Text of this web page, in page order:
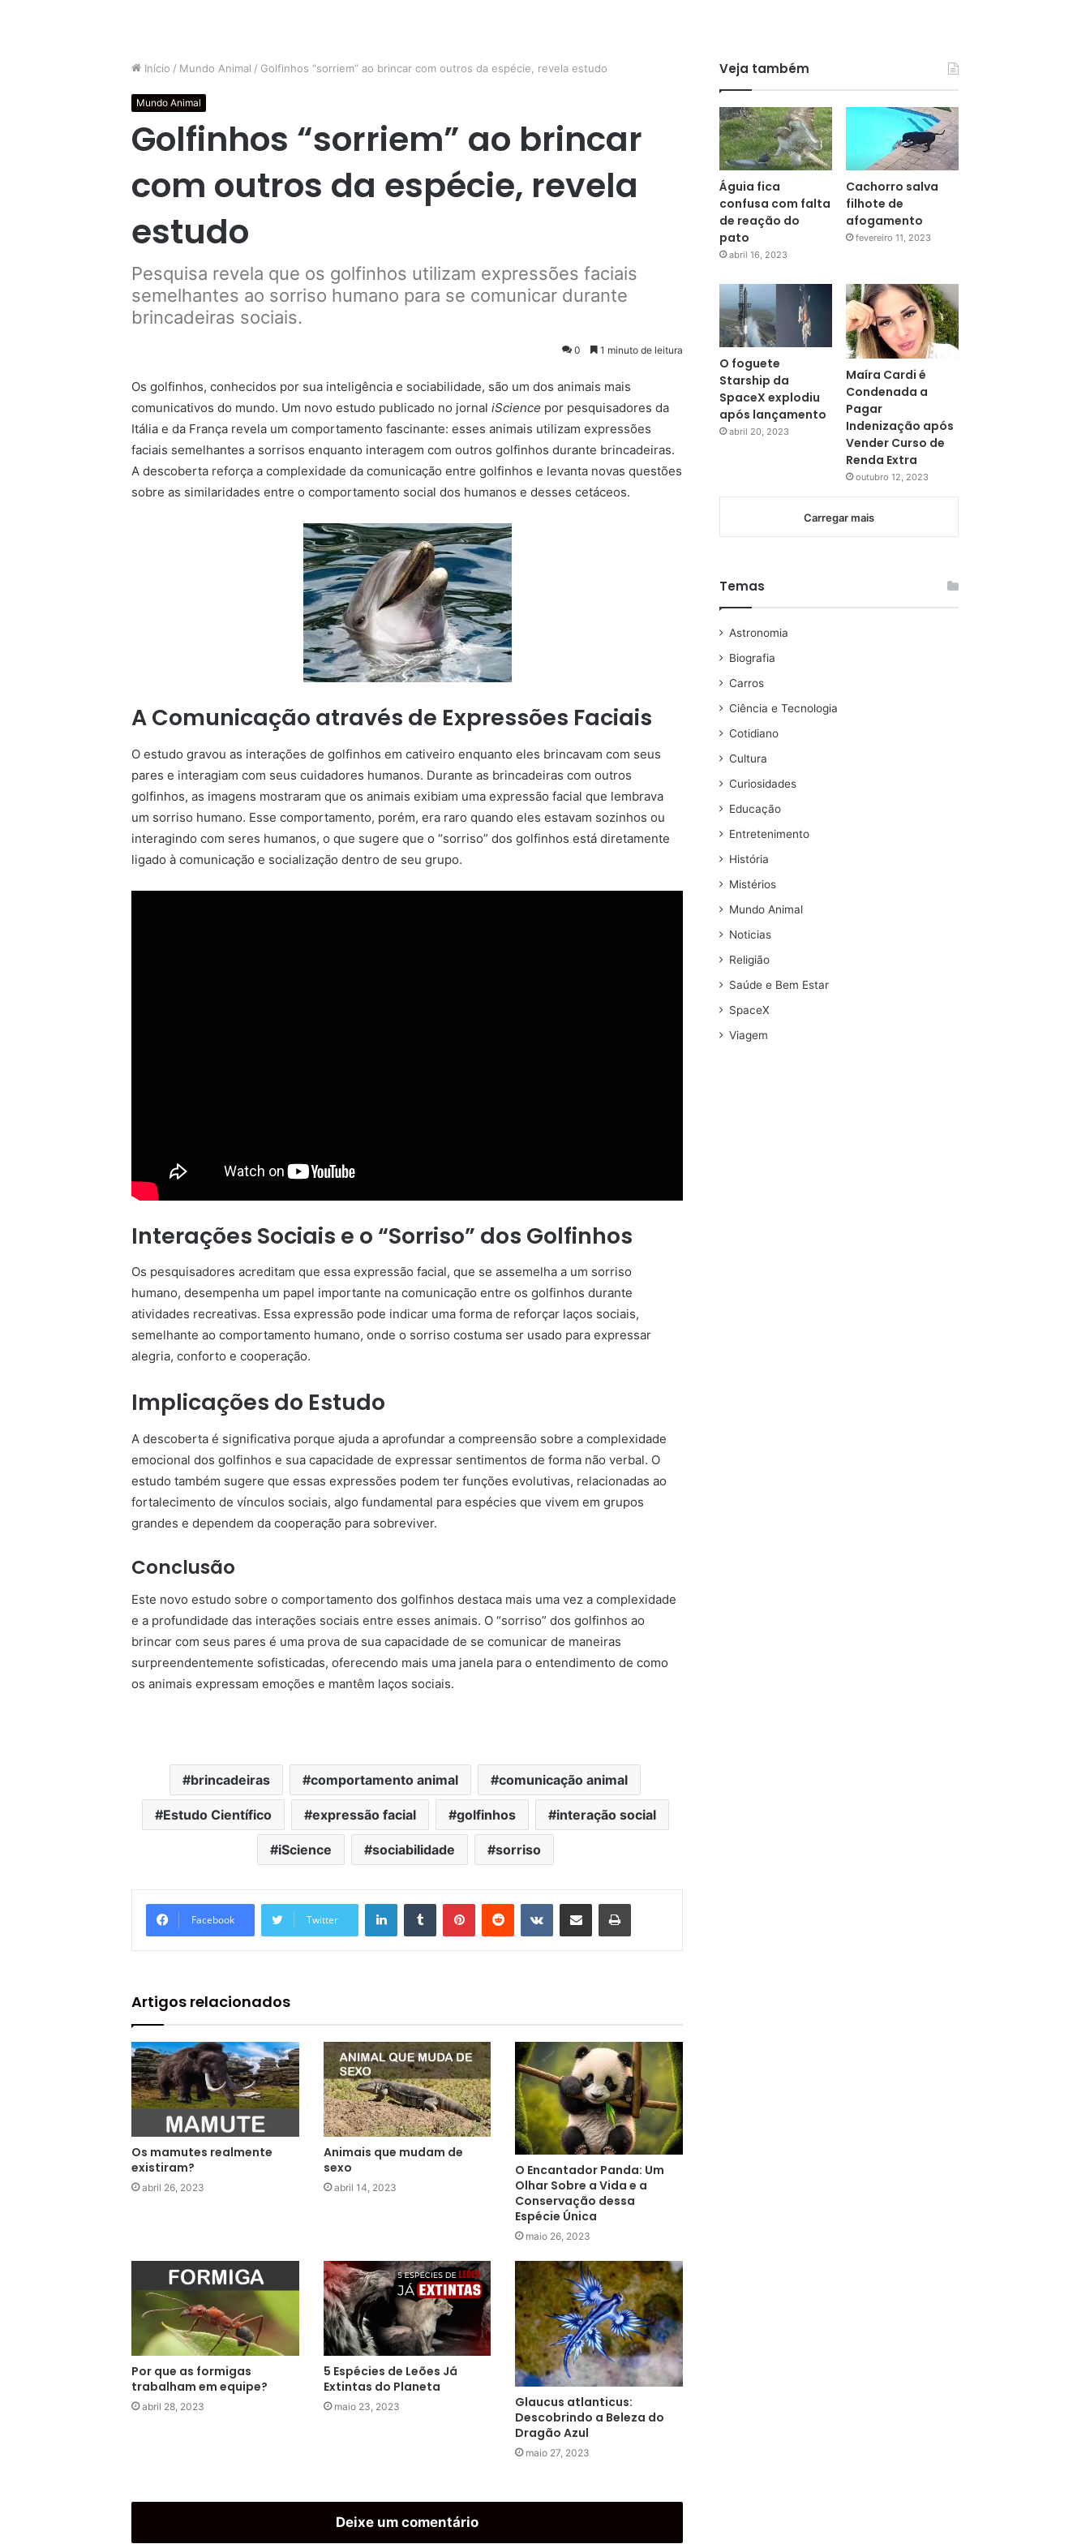
Início / Mundo Animal / Golfinhos “sorriem” ao brincar com outros da espécie, revela estudo
Mundo Animal
Golfinhos “sorriem” ao brincar
com outros da espécie, revela
estudo
Pesquisa revela que os golfinhos utilizam expressões faciais
semelhantes ao sorriso humano para se comunicar durante
brincadeiras sociais.
0 1 minuto de leitura
Os golfinhos, conhecidos por sua inteligência e sociabilidade, são um dos animais mais
comunicativos do mundo. Um novo estudo publicado no jornal iScience por pesquisadores da
Itália e da França revela um comportamento fascinante: esses animais utilizam expressões
faciais semelhantes a sorrisos enquanto interagem com outros golfinhos durante brincadeiras.
A descoberta reforça a complexidade da comunicação entre golfinhos e levanta novas questões
sobre as similaridades entre o comportamento social dos humanos e desses cetáceos.
A Comunicação através de Expressões Faciais
O estudo gravou as interações de golfinhos em cativeiro enquanto eles brincavam com seus
pares e interagiam com seus cuidadores humanos. Durante as brincadeiras com outros
golfinhos, as imagens mostraram que os animais exibiam uma expressão facial que lembrava
um sorriso humano. Esse comportamento, porém, era raro quando eles estavam sozinhos ou
interagindo com seres humanos, o que sugere que o “sorriso” dos golfinhos está diretamente
ligado à comunicação e socialização dentro de seu grupo.
Interações Sociais e o “Sorriso” dos Golfinhos
Os pesquisadores acreditam que essa expressão facial, que se assemelha a um sorriso
humano, desempenha um papel importante na comunicação entre os golfinhos durante
atividades recreativas. Essa expressão pode indicar uma forma de reforçar laços sociais,
semelhante ao comportamento humano, onde o sorriso costuma ser usado para expressar
alegria, conforto e cooperação.
Implicações do Estudo
A descoberta é significativa porque ajuda a aprofundar a compreensão sobre a complexidade
emocional dos golfinhos e sua capacidade de expressar sentimentos de forma não verbal. O
estudo também sugere que essas expressões podem ter funções evolutivas, relacionadas ao
fortalecimento de vínculos sociais, algo fundamental para espécies que vivem em grupos
grandes e dependem da cooperação para sobreviver.
Conclusão
Este novo estudo sobre o comportamento dos golfinhos destaca mais uma vez a complexidade
e a profundidade das interações sociais entre esses animais. O “sorriso” dos golfinhos ao
brincar com seus pares é uma prova de sua capacidade de se comunicar de maneiras
surpreendentemente sofisticadas, oferecendo mais uma janela para o entendimento de como
os animais expressam emoções e mantêm laços sociais.
brincadeiras comportamento animal comunicação animal
Estudo Científico expressão facial golfinhos interação social
iScience sociabilidade sorriso
Facebook Twitter
Artigos relacionados
Os mamutes realmente
existiram?
abril 26, 2023
Animais que mudam de
sexo
abril 14, 2023
O Encantador Panda: Um
Olhar Sobre a Vida e a
Conservação dessa
Espécie Única
maio 26, 2023
Por que as formigas
trabalham em equipe?
abril 28, 2023
5 Espécies de Leões Já
Extintas do Planeta
maio 23, 2023
Glaucus atlanticus:
Descobrindo a Beleza do
Dragão Azul
maio 27, 2023
Deixe um comentário
Veja também
Águia fica
confusa com falta
de reação do
pato
abril 16, 2023
Cachorro salva
filhote de
afogamento
fevereiro 11, 2023
O foguete
Starship da
SpaceX explodiu
após lançamento
abril 20, 2023
Maíra Cardi é
Condenada a
Pagar
Indenização após
Vender Curso de
Renda Extra
outubro 12, 2023
Carregar mais
Temas
Astronomia
Biografia
Carros
Ciência e Tecnologia
Cotidiano
Cultura
Curiosidades
Educação
Entretenimento
História
Mistérios
Mundo Animal
Noticias
Religião
Saúde e Bem Estar
SpaceX
Viagem